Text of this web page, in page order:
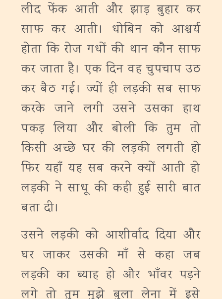
लीद फेंक आती और झाड़ बुहार कर
साफ कर आती। धोबिन को आश्चर्य
होता कि रोज गधों की थान कौन साफ
कर जाता है। एक दिन वह चुपचाप उठ
कर बैठ गई। ज्यों ही लड़की सब साफ
करके जाने लगी उसने उसका हाथ
पकड़ लिया और बोली कि तुम तो
किसी अच्छे घर की लड़की लगती हो
फिर यहाँ यह सब करने क्यों आती हो
लड़की ने साधू की कही हुई सारी बात
बता दी।
उसने लड़की को आशीर्वाद दिया और
घर जाकर उसकी माँ से कहा जब
लड़की का ब्याह हो और भाँवर पड़ने
लगे तो तुम मुझे बुला लेना में इसे